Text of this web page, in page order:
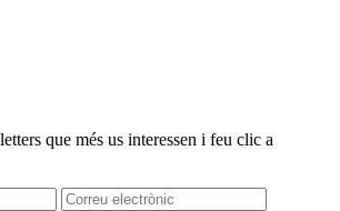
que més us interessen i feu clic a